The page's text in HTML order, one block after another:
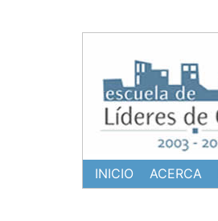
INICIO ACERCA